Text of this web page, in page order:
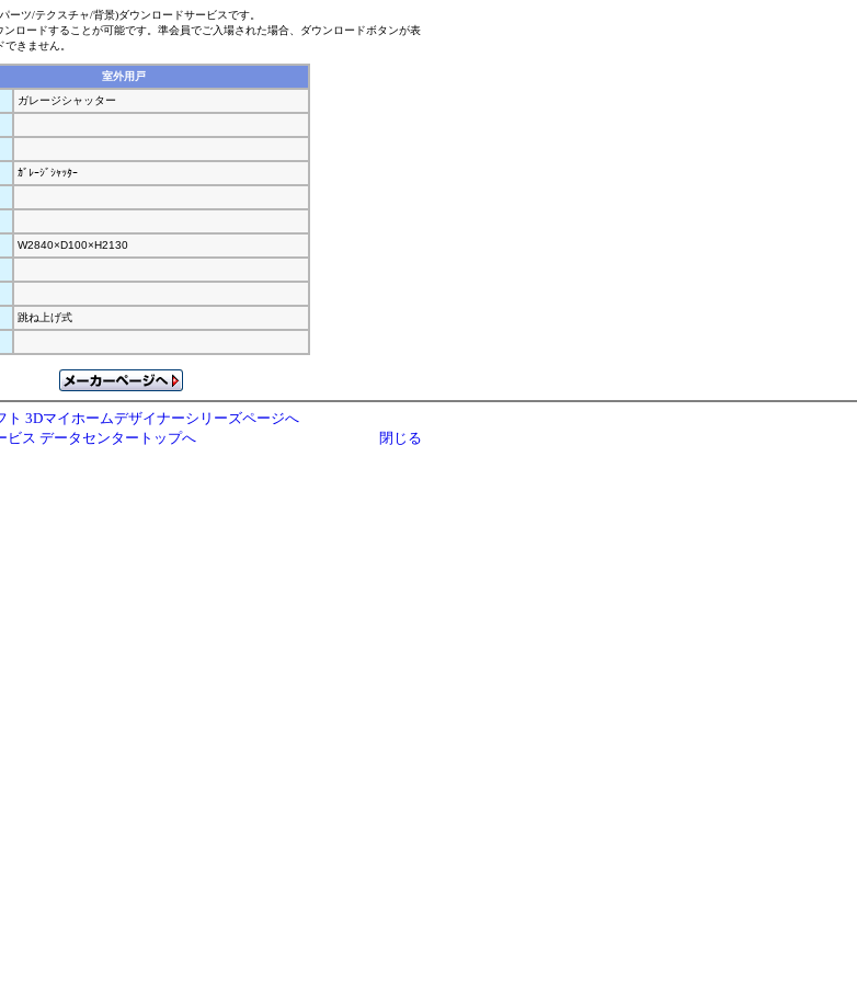
ツ/テクスチャ/背景)ダウンロードサービスです。
ロードすることが可能です。準会員でご入場された場合、ダウンロードボタンが表
きません。
室外用戸
ガレージシャッター
ｶﾞﾚｰｼﾞｼｬｯﾀｰ
W2840×D100×H2130
跳ね上げ式
ト 3Dマイホームデザイナーシリーズページへ
ビス データセンタートップへ
閉じる